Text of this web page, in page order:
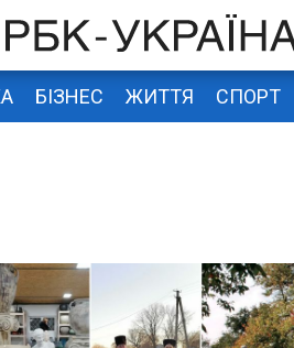
БІЗНЕС ЖИТТЯ СПОРТ